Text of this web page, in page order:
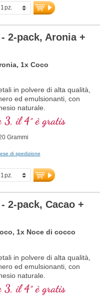
2-pack, Aronia +
1x Coco
in polvere di alta qualità,
ed emulsionanti, con
naturale.
3, il 4° è gratis
Grammi
di spedizione
2-pack, Cacao +
1x Noce di cocco
in polvere di alta qualità,
ed emulsionanti, con
naturale.
3, il 4° è gratis